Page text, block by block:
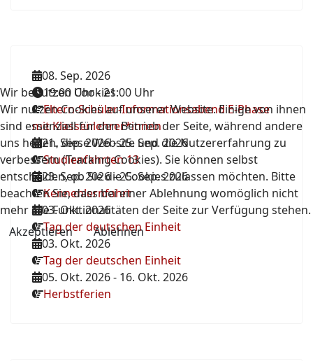
08. Sep. 2026
19:00 Uhr-21:00 Uhr
Eltern-Schüler-Informationsabend E-Phase
mit Klassenlehrer*innen
21. Sep. 2026-25. Sep. 2026
Studienfahrten 13
23. Sep. 2026-25. Sep. 2026
Kennenlernfahrt
03. Okt. 2026
Tag der deutschen Einheit
03. Okt. 2026
Tag der deutschen Einheit
05. Okt. 2026- 16. Okt. 2026
Herbstferien
Wir benutzen Cookies
Wir nutzen Cookies auf unserer Website. Einige von ihnen
sind essenziell für den Betrieb der Seite, während andere
uns helfen, diese Website und die Nutzererfahrung zu
verbessern (Tracking Cookies). Sie können selbst
entscheiden, ob Sie die Cookies zulassen möchten. Bitte
beachten Sie, dass bei einer Ablehnung womöglich nicht
mehr alle Funktionalitäten der Seite zur Verfügung stehen.
Akzeptieren
Ablehnen